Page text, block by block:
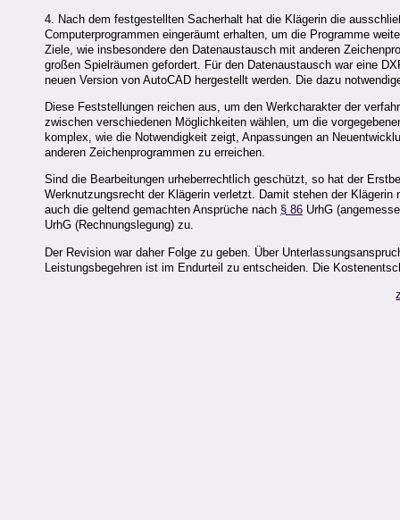
4. Nach dem festgestellten Sacherhalt hat die Klägerin die
Computerprogrammen eingeräumt erhalten, um die Programme
Ziele, wie insbesondere den Datenaustausch mit anderen
großen Spielräumen gefordert. Für den Datenaustausch war eine
neuen Version von AutoCAD hergestellt werden. Die dazu
Diese Feststellungen reichen aus, um den Werkcharakter der
zwischen verschiedenen Möglichkeiten wählen, um die
komplex, wie die Notwendigkeit zeigt, Anpassungen an
anderen Zeichenprogrammen zu erreichen.
Sind die Bearbeitungen urheberrechtlich geschützt, so hat der
Werknutzungsrecht der Klägerin verletzt. Damit stehen der
auch die geltend gemachten Ansprüche nach § 86 UrhG
UrhG (Rechnungslegung) zu.
Der Revision war daher Folge zu geben. Über
Leistungsbegehren ist im Endurteil zu entscheiden. Die